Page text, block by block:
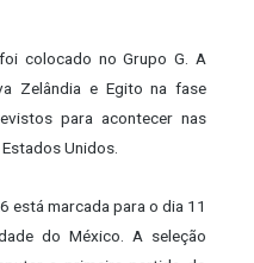
colocado no Grupo G. A
Zelândia e Egito na fase
para acontecer nas
Unidos.
está marcada para o dia 11
do México. A seleção